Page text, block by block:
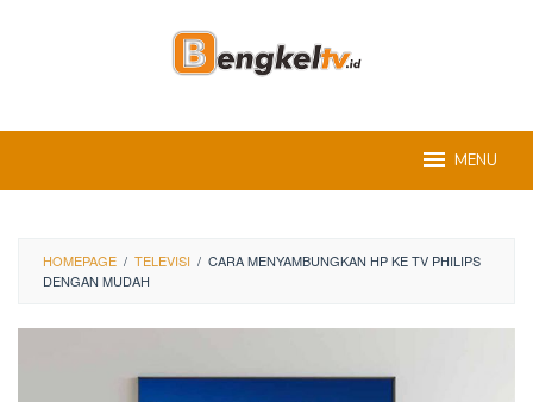
MENU
HOMEPAGE / TELEVISI / CARA MENYAMBUNGKAN HP KE TV PHILIPS
DENGAN MUDAH